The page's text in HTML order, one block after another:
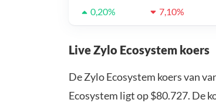
0,20%
7,10%
Live Zylo Ecosystem koers
De Zylo Ecosystem koers van
Ecosystem ligt op $80.727. De